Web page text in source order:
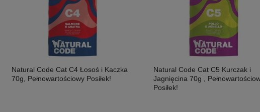
MAC's Cat Łosoś i Drób Saszetka 300g,
Nowa Pojemność!
MAC's Shakery Sticks Kurczak I
Wołowina Z Kocimiętką I Szałwią 50g,
Niewielkie Miękkie Paluszki Dla Kota!
Natural Code Cat C4 Łosoś i Kaczka
70g, Pełnowartościowy Posiłek!
Natural Code Cat C5 Kurczak i
Jagnięcina 70g ,
Posiłek!